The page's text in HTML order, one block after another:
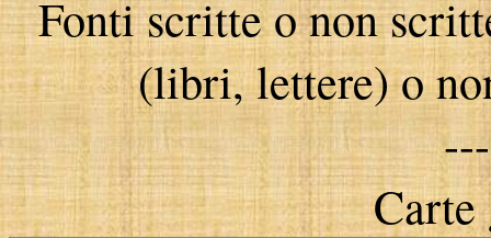
Fonti scritte o non
(libri, lettere) o
Carte